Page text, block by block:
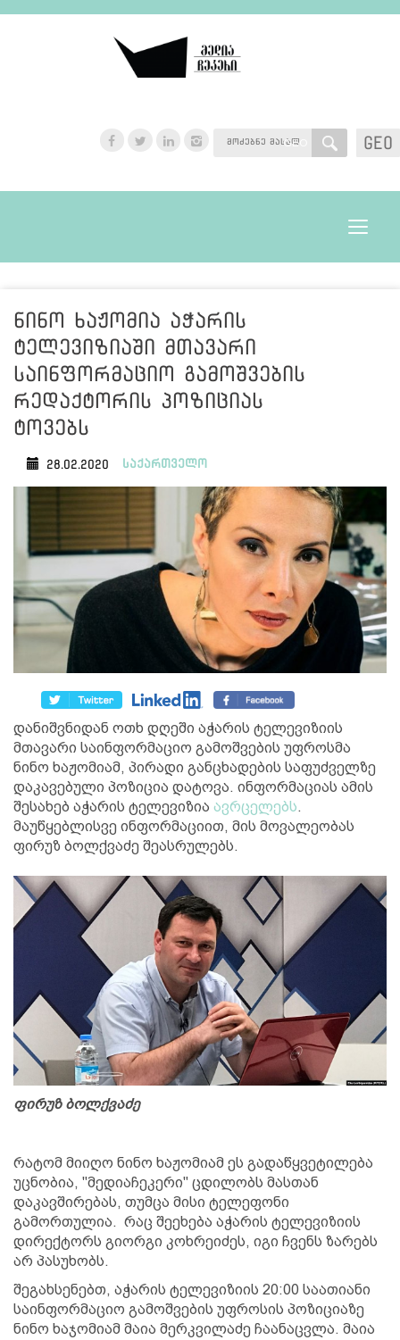
GEO
GEO
Toggle
ნინო ხაჟომია აჭარის
ტელევიზიაში მთავარი
საინფორმაციო გამოშვების
რედაქტორის პოზიციას
ტოვებს
28.02.2020 საქართველო
დანიშვნიდან ოთხ დღეში აჭარის ტელევიზიის
მთავარი საინფორმაციო გამოშვების უფროსმა
ნინო ხაჟომიამ, პირადი განცხადების საფუძველზე
დაკავებული პოზიცია დატოვა. ინფორმაციას ამის
შესახებ აჭარის ტელევიზია ავრცელებს.
მაუწყებლისვე ინფორმაციით, მის მოვალეობას
ფირუზ ბოლქვაძე შეასრულებს.
ფირუზ ბოლქვაძე
რატომ მიიღო ნინო ხაჟომიამ ეს გადაწყვეტილება
უცნობია, "მედიაჩეკერი" ცდილობს მასთან
დაკავშირებას, თუმცა მისი ტელეფონი
გამორთულია. რაც შეეხება აჭარის ტელევიზიის
დირექტორს გიორგი კოხრეიძეს, იგი ჩვენს ზარებს
არ პასუხობს.
შეგახსენებთ, აჭარის ტელევიზიის 20:00 საათიანი
საინფორმაციო გამოშვების უფროსის პოზიციაზე
ნინო ხაჯომიამ მაია მერკვილაძე ჩაანაცვლა. მაია